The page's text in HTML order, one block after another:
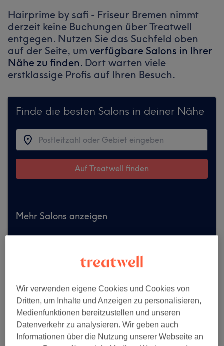
Hairprime by safi - Friseur Bremen nimmt
derzeit keine Buchungen über Treatwell
entgegen. Nutzen Sie das Suchfeld oben
auf der Seite, um verfügbare Salons in Ihrer
Nähe zu finden. Dort warten viele
erstklassige Profis auf Ihren Besuch.
Finde die besten Salons in deiner Nähe
Auf Treatwell finden
Mehr Salons anzeigen
Wir verwenden eigene Cookies und Cookies von
Dritten, um Inhalte und Anzeigen zu personalisieren,
Medienfunktionen bereitzustellen und unseren
Datenverkehr zu analysieren. Wir geben auch
Informationen über die Nutzung unserer Webseite an